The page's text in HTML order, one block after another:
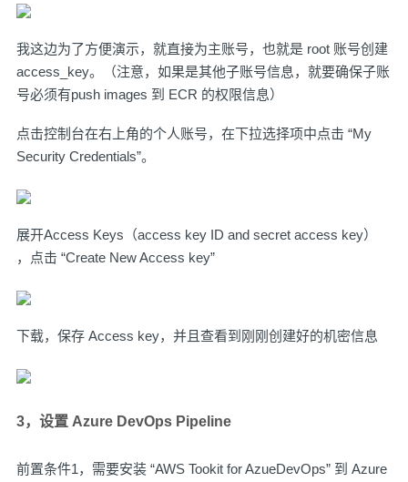
我这边为了方便演示，就直接为主账号，也就是 root 账号创建
access_key。（注意，如果是其他子账号信息，就要确保子账
号必须有push images 到 ECR 的权限信息）
点击控制台在右上角的个人账号，在下拉选择项中点击 “My
Security Credentials”。
展开Access Keys（access key ID and secret access key）
，点击 “Create New Access key”
下载，保存 Access key，并且查看到刚刚创建好的机密信息
3，设置 Azure DevOps Pipeline
前置条件1，需要安装 “AWS Tookit for AzueDevOps” 到 Azure